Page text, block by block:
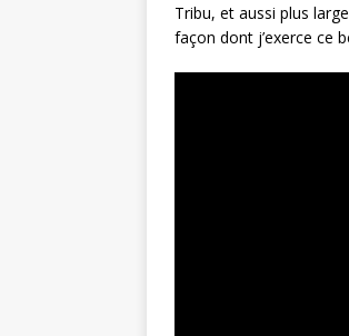
Tribu, et aussi plus
façon dont j’exerce ce